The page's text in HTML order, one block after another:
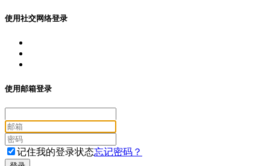
使用社交网络登录
使用邮箱登录
记住我的登录状态忘记密码？